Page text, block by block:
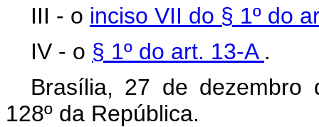
III - o inciso VII do § 1º do
IV - o § 1º do art. 13-A .
Brasília, 27 de dezembro
128º da República.